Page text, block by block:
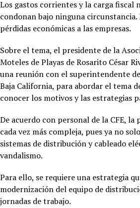
Los gastos corrientes y la carga fiscal
condonan bajo ninguna circunstancia.
pérdidas económicas a las empresas.
Sobre el tema, el presidente de la
Moteles de Playas de Rosarito César
una reunión con el superintendente
Baja California, para abordar el tema
conocer los motivos y las estrategias
De acuerdo con personal de la CFE,
cada vez más compleja, pues ya no
sistemas de distribución y cableado
vandalismo.
Para ello, se requiere una estrategia
modernización del equipo de
jornadas de trabajo.